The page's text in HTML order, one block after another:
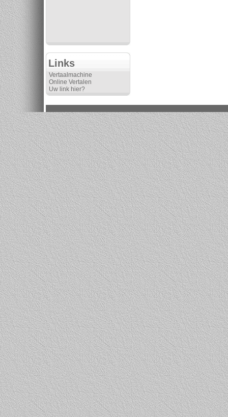
Links
Vertaalmachine
Online Vertalen
Uw link hier?